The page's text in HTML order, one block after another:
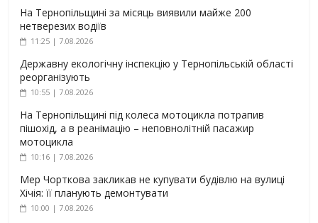
На Тернопільщині за місяць виявили майже 200
нетверезих водіїв
11:25 | 7.08.2026
Державну екологічну інспекцію у Тернопільській області
реорганізують
10:55 | 7.08.2026
На Тернопільщині під колеса мотоцикла потрапив
пішохід, а в реанімацію – неповнолітній пасажир
мотоцикла
10:16 | 7.08.2026
Мер Чорткова закликав не купувати будівлю на вулиці
Хічія: її планують демонтувати
10:00 | 7.08.2026